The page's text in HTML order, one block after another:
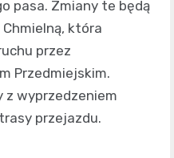
pasa. Zmiany te będą
Chmielną, która
przez
Przedmiejskim.
z wyprzedzeniem
przejazdu.